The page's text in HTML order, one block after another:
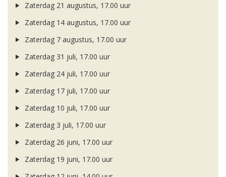
Zaterdag 21 augustus, 17.00 uur
Zaterdag 14 augustus, 17.00 uur
Zaterdag 7 augustus, 17.00 uur
Zaterdag 31 juli, 17.00 uur
Zaterdag 24 juli, 17.00 uur
Zaterdag 17 juli, 17.00 uur
Zaterdag 10 juli, 17.00 uur
Zaterdag 3 juli, 17.00 uur
Zaterdag 26 juni, 17.00 uur
Zaterdag 19 juni, 17.00 uur